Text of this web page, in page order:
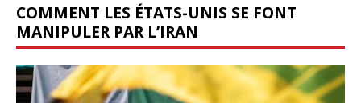
COMMENT LES ÉTATS-UNIS SE FONT
MANIPULER PAR L’IRAN